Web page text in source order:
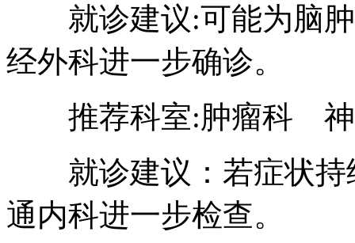
就诊建议:可能为脑肿
经外科进一步确诊。
推荐科室:肿瘤科 神
就诊建议：若症状持
通内科进一步检查。